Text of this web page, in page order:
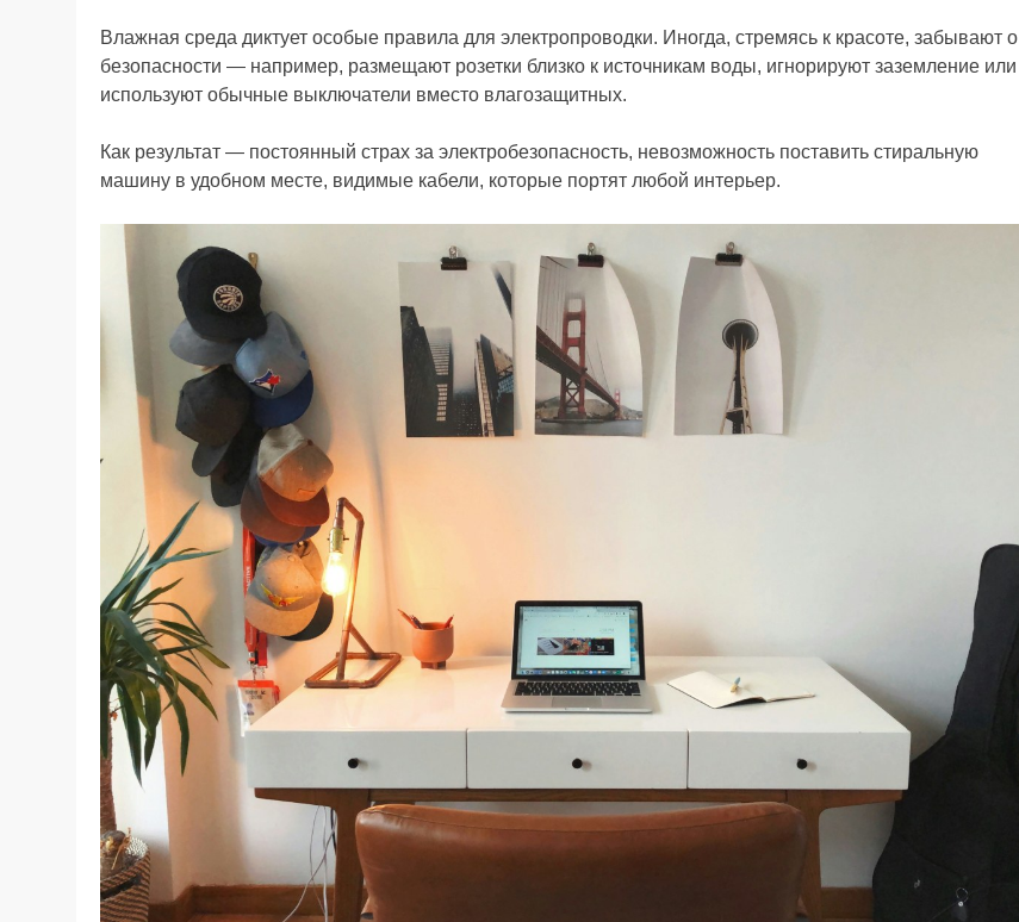
Влажная среда диктует особые правила для электропроводки. Иногда, стремясь к красоте, забывают о
безопасности — например, размещают розетки близко к источникам воды, игнорируют заземление или
используют обычные выключатели вместо влагозащитных.
Как результат — постоянный страх за электробезопасность, невозможность поставить стиральную
машину в удобном месте, видимые кабели, которые портят любой интерьер.